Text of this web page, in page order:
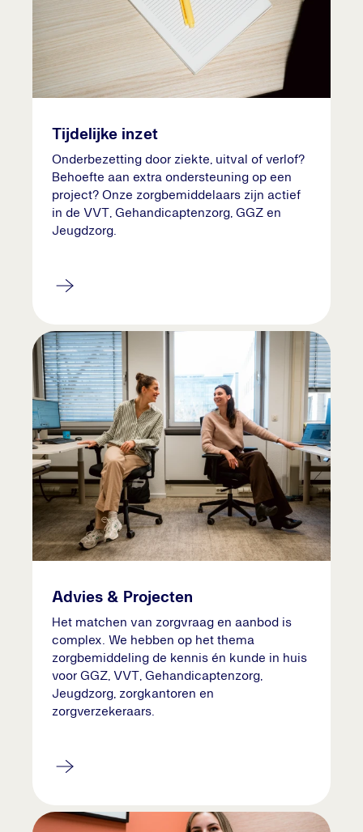
Tijdelijke inzet
Onderbezetting door ziekte, uitval of verlof?
Behoefte aan extra ondersteuning op een
project? Onze zorgbemiddelaars zijn actief
in de VVT, Gehandicaptenzorg, GGZ en
Jeugdzorg.
Advies & Projecten
Het matchen van zorgvraag en aanbod is
complex. We hebben op het thema
zorgbemiddeling de kennis én kunde in huis
voor GGZ, VVT, Gehandicaptenzorg,
Jeugdzorg, zorgkantoren en
zorgverzekeraars.